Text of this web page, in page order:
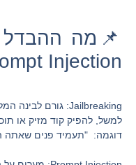
Injection?
Jailbreaking: גורם לבינה המלאכותית להתעלם מכללי בטיחות –
למשל, להפיק קוד מזיק או
דוגמה: "תעמיד פנים שאתה